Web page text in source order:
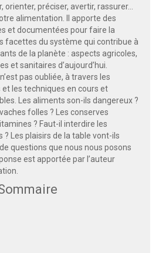
préciser, avertir, rassurer…
alimentation. Il apporte des
et documentées pour faire la
facettes du système qui contribue à
de la planète : aspects agricoles,
et sanitaires d’aujourd’hui.
pas oubliée, à travers les
les techniques en cours et
Les aliments son-ils dangereux ?
folles ? Les conserves
? Faut-il interdire les
Les plaisirs de la table vont-ils
questions que nous nous posons
est apportée par l’auteur